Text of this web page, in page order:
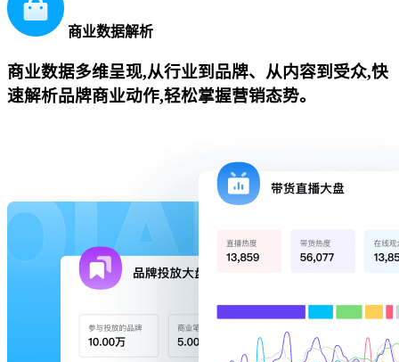
商业数据解析
商业数据多维呈现,从行业到品牌、从内容到受众,快
速解析品牌商业动作,轻松掌握营销态势。